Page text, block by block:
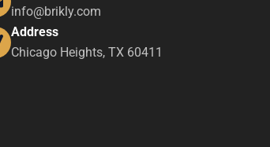
info@brikly.com
Address
Chicago Heights, TX 60411